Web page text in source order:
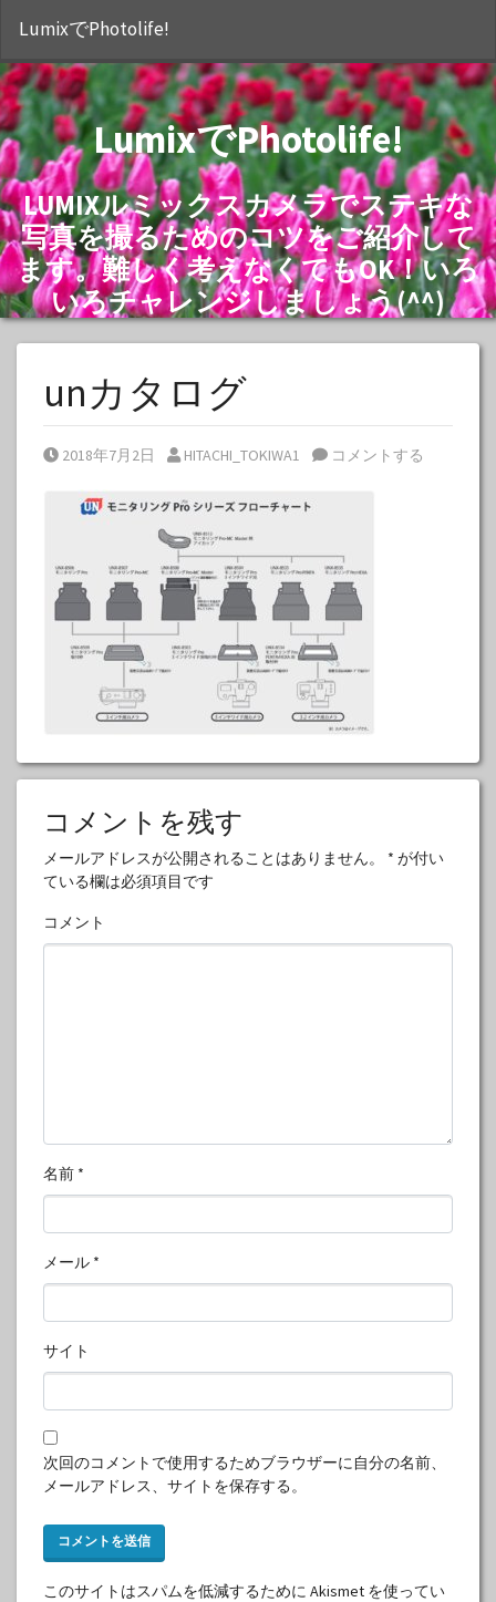
LumixでPhotolife!
LumixでPhotolife!
LUMIXルミックスカメラでステキな
写真を撮るためのコツをご紹介して
ます。難しく考えなくてもOK！いろ
いろチャレンジしましょう(^^)
unカタログ
Posted on
2018年7月2日 Posted by
HITACHI_TOKIWA1 コメントする
コメントを残す
メールアドレスが公開されることはありません。 * が付い
ている欄は必須項目です
コメント
名前 *
メール *
サイト
次回のコメントで使用するためブラウザーに自分の名前、
メールアドレス、サイトを保存する。
このサイトはスパムを低減するために Akismet を使ってい